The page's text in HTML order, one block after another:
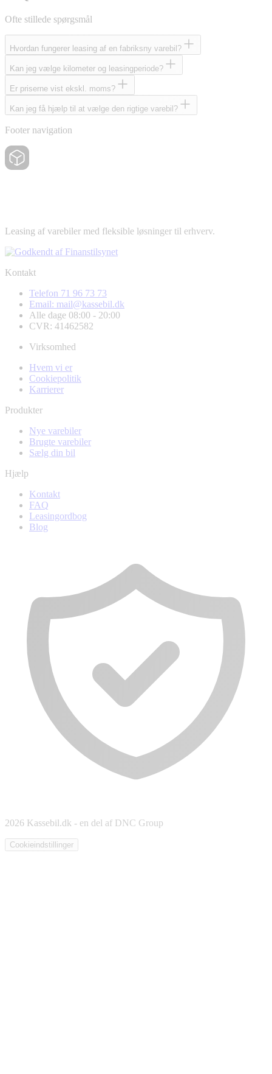
Ofte stillede spørgsmål
Hvordan fungerer leasing af en fabriksny varebil?
Kan jeg vælge kilometer og leasingperiode?
Er priserne vist ekskl. moms?
Kan jeg få hjælp til at vælge den rigtige varebil?
Footer navigation
Leasing af varebiler med fleksible løsninger til erhverv.
Kontakt
Telefon 71 96 73 73
Email: mail@kassebil.dk
Alle dage 08:00 - 20:00
CVR: 41462582
Virksomhed
Hvem vi er
Cookiepolitik
Karrierer
Produkter
Nye varebiler
Brugte varebiler
Sælg din bil
Hjælp
Kontakt
FAQ
Leasingordbog
Blog
2026 Kassebil.dk - en del af DNC Group
Cookieindstillinger